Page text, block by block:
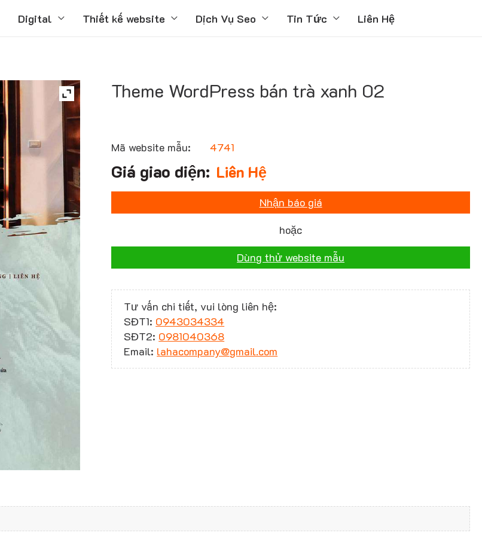
Digital Thiết kế website Dịch Vụ Seo Tin Tức Liên Hệ
Theme WordPress bán trà xanh 02
Mã website mẫu: 4741
Liên Hệ
Nhận báo giá
hoặc
Dùng thử website mẫu
Tư vấn chi tiết, vui lòng liên hệ:
SĐT1: 0943034334
SĐT2: 0981040368
Email: lahacompany@gmail.com